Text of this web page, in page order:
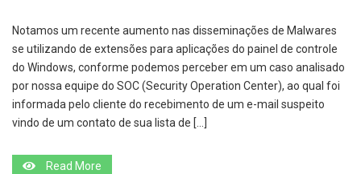
Notamos um recente aumento nas disseminações de Malwares
se utilizando de extensões para aplicações do painel de controle
do Windows, conforme podemos perceber em um caso analisado
por nossa equipe do SOC (Security Operation Center), ao qual foi
informada pelo cliente do recebimento de um e-mail suspeito
vindo de um contato de sua lista de […]
Read More